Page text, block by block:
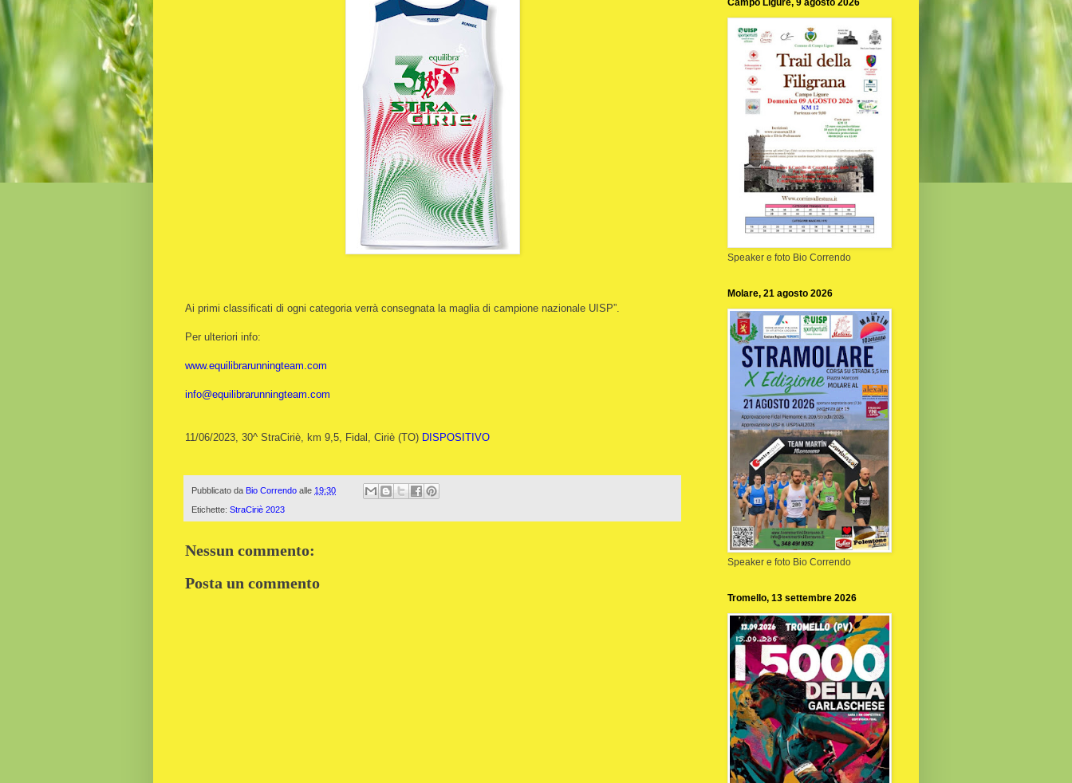
Ai primi classificati di ogni categoria verrà consegnata la maglia di campione nazionale UISP”.
Per ulteriori info:
www.equilibrarunningteam.com
info@equilibrarunningteam.com
11/06/2023, 30^ StraCiriè, km 9,5, Fidal, Ciriè (TO) DISPOSITIVO
Pubblicato da Bio Correndo alle 19:30
Etichette: StraCiriè 2023
Nessun commento:
Posta un commento
Speaker e foto Bio Correndo
Molare, 21 agosto 2026
Speaker e foto Bio Correndo
Tromello, 13 settembre 2026